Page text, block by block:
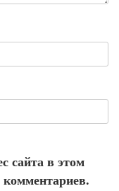
сайта в этом